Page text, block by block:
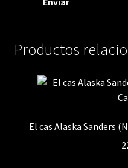
Productos
El cas Alaska Sanders